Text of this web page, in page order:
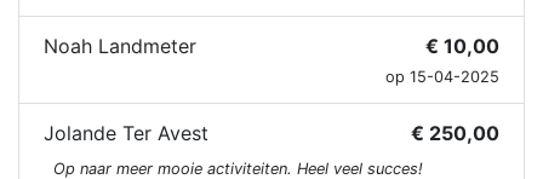
Noah Landmeter € 10,00
op 15-04-2025
Jolande Ter Avest € 250,00
Op naar meer mooie activiteiten. Heel veel succes!